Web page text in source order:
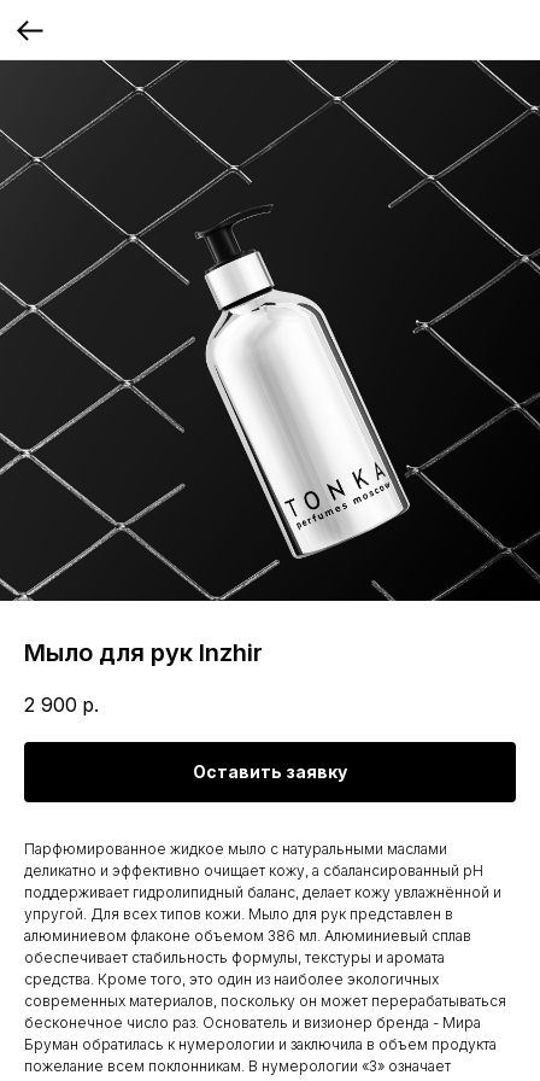
Мыло для рук Inzhir
2 900 р.
Оставить заявку
Парфюмированное жидкое мыло с натуральными маслами
деликатно и эффективно очищает кожу, а сбалансированный pH
поддерживает гидролипидный баланс, делает кожу увлажнённой и
упругой. Для всех типов кожи. Мыло для рук представлен в
алюминиевом флаконе объемом 386 мл. Алюминиевый сплав
обеспечивает стабильность формулы, текстуры и аромата
средства. Кроме того, это один из наиболее экологичных
современных материалов, поскольку он может перерабатываться
бесконечное число раз. Основатель и визионер бренда - Мира
Бруман обратилась к нумерологии и заключила в объем продукта
пожелание всем поклонникам. В нумерологии «3» означает